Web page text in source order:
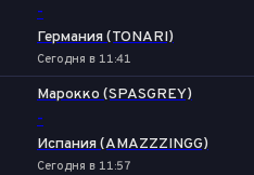
-
Германия (TONARI)
Сегодня в 11:41
Марокко (SPASGREY)
-
Испания (AMAZZZINGG)
Сегодня в 11:57